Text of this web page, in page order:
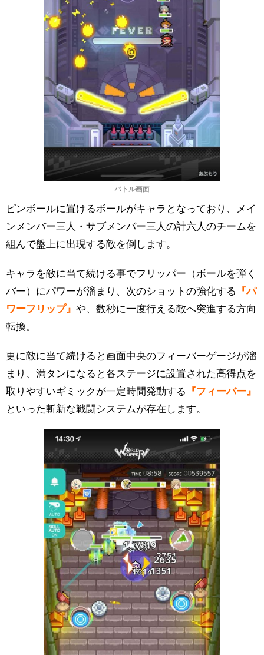
バトル画面
ピンボールに置けるボールがキャラとなっており、メイ
ンメンバー三人・サブメンバー三人の計六人のチームを
組んで盤上に出現する敵を倒します。
キャラを敵に当て続ける事でフリッパー（ボールを弾く
バー）にパワーが溜まり、次のショットの強化する 『パ
ワーフリップ』 や、数秒に一度行える敵へ突進する方向
転換。
更に敵に当て続けると画面中央のフィーバーゲージが溜
まり、満タンになると各ステージに設置された高得点を
取りやすいギミックが一定時間発動する 『フィーバー』
といった斬新な戦闘システムが存在します。